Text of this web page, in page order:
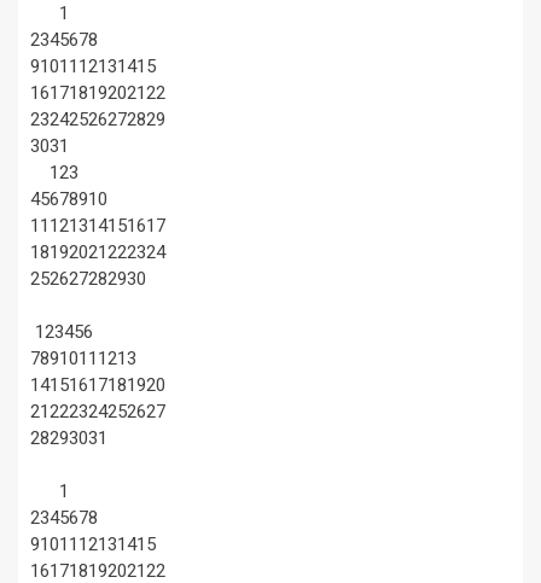
1
2345678
91011 12131415
16171819202122
23242526272829
3031
123
45678910
11 121314151617
18192021222324
252627282930
123456
7891011 1213
14151617181920
21222324252627
28293031
1
2345678
91011 12131415
16171819202122